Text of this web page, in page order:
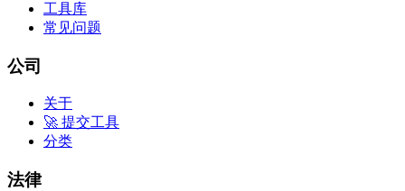
工具库
常见问题
公司
关于
🚀 提交工具
分类
法律